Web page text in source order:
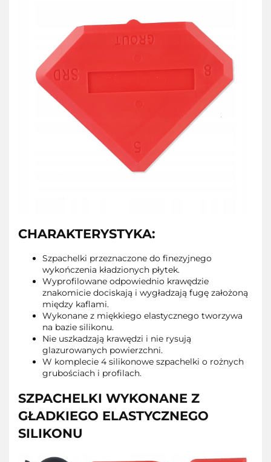
CHARAKTERYSTYKA:
Szpachelki przeznaczone do finezyjnego
wykończenia kładzionych płytek.
Wyprofilowane odpowiednio krawędzie
znakomicie dociskają i wygładzają fugę założoną
między kaflami.
Wykonane z miękkiego elastycznego tworzywa
na bazie silikonu.
Nie uszkadzają krawędzi i nie rysują
glazurowanych powierzchni.
W komplecie 4 silikonowe szpachelki o rożnych
grubościach i profilach.
SZPACHELKI WYKONANE Z
GŁADKIEGO ELASTYCZNEGO
SILIKONU